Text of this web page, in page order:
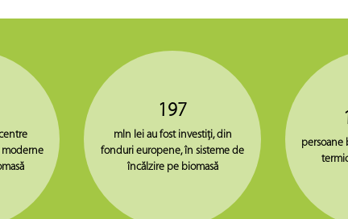
moderne
197
mln lei au fost investiţi, din
fonduri europene, în sisteme de
încălzire pe biomasă
persoane